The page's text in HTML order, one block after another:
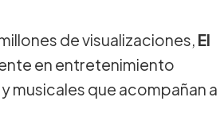
de visualizaciones, El
en entretenimiento
que acompañan a